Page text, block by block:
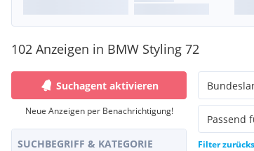
102 Anzeigen in BMW Styling 72
Suchagent aktivieren
Neue Anzeigen per Benachrichtigung!
SUCHBEGRIFF & KATEGORIE
Passend
Filter